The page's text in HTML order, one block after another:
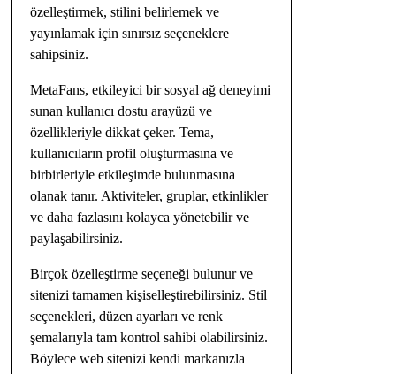
özelleştirmek, stilini belirlemek ve
yayınlamak için sınırsız seçeneklere
sahipsiniz.
MetaFans, etkileyici bir sosyal ağ deneyimi
sunan kullanıcı dostu arayüzü ve
özellikleriyle dikkat çeker. Tema,
kullanıcıların profil oluşturmasına ve
birbirleriyle etkileşimde bulunmasına
olanak tanır. Aktiviteler, gruplar, etkinlikler
ve daha fazlasını kolayca yönetebilir ve
paylaşabilirsiniz.
Birçok özelleştirme seçeneği bulunur ve
sitenizi tamamen kişiselleştirebilirsiniz. Stil
seçenekleri, düzen ayarları ve renk
şemalarıyla tam kontrol sahibi olabilirsiniz.
Böylece web sitenizi kendi markanızla